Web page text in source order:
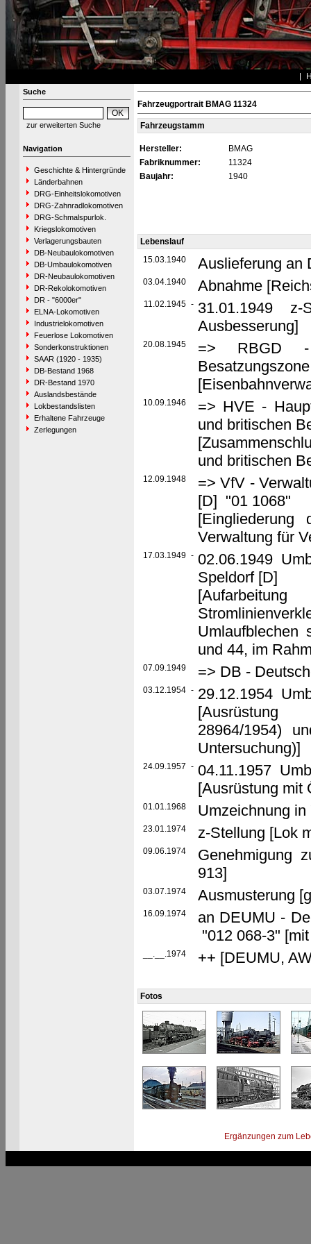
Suche
zur erweiterten Suche
Navigation
Geschichte & Hintergründe
Länderbahnen
DRG-Einheitslokomotiven
DRG-Zahnradlokomotiven
DRG-Schmalspurlok.
Kriegslokomotiven
Verlagerungsbauten
DB-Neubaulokomotiven
DB-Umbaulokomotiven
DR-Neubaulokomotiven
DR-Rekolokomotiven
DR - "6000er"
ELNA-Lokomotiven
Industrielokomotiven
Feuerlose Lokomotiven
Sonderkonstruktionen
SAAR (1920 - 1935)
DB-Bestand 1968
DR-Bestand 1970
Auslandsbestände
Lokbestandslisten
Erhaltene Fahrzeuge
Zerlegungen
Fahrzeugportrait BMAG 11324
Fahrzeugstamm
Hersteller:
BMAG
Fabriknummer:
11324
Baujahr:
1940
Lebenslauf
15.03.1940
Auslieferung an
03.04.1940 Abnahme
11.02.1945 - 31.01.1949 z-
Ausbesserung]
20.08.1945
=> RBGD -
10.09.1946
=> HVE -
und britischen
und britischen
12.09.1948
=> VfV -
[D] "01 1068"
Verwaltung für
17.03.1949 - 02.06.1949
Speldorf [D]
Umlaufblechen
und 44, im
07.09.1949 => DB -
03.12.1954 - 29.12.1954
[Ausrüstung
28964/1954)
Untersuchung)]
24.09.1957 - 04.11.1957
[Ausrüstung mit
01.01.1968 Umzeichnung
23.01.1974 z-Stellung [Lok
09.06.1974
Genehmigung
913]
03.07.1974 Ausmusterung
16.09.1974
an DEUMU -
"012 068-3"
__.__.1974 ++ [DEUMU,
Fotos
Ergänzungen zum